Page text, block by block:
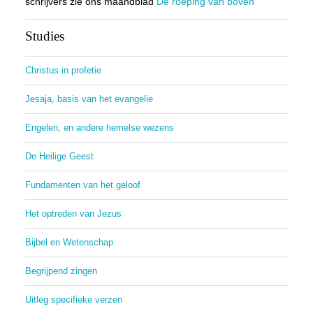
Studies
Christus in profetie
Jesaja, basis van het evangelie
Engelen, en andere hemelse wezens
De Heilige Geest
Fundamenten van het geloof
Het optreden van Jezus
Bijbel en Wetenschap
Begrijpend zingen
Uitleg specifieke verzen